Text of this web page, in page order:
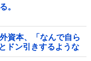
。
資本、「なんで自ら
ドン引きするような